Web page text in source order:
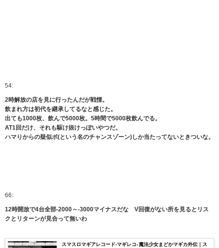
54:
2時解放の店を見に行ったんだが戦慄。
飲まれ方は初代を継承してるなと感じた。
出ても1000枚、飲んで5000枚。5時間で5000枚飲んでる。
AT1回だけ、それも駆け抜けっぽいやつだ。
ハマりからの疑似ボ(という名のチャンスゾーン)しか当たってないときついな。
66:
12時開放で4台全部-2000～-3000マイナスだな V回復がない所を見るとリス
クとリターンが見合って無いわ
スマスロマギアレコード-マギレコ- 魔法少女まどかマギカ外伝｜ス